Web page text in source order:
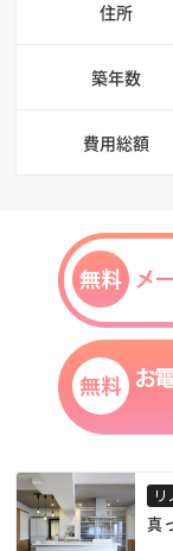
住所
築年数
費用総額
真